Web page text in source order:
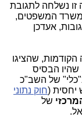
זו נשלחה לתגובת
משרד המשפטים,
אעדכן
שהציגו
שהיו הבסיס
של השב"כ
יחסית (חוק נתוני
של